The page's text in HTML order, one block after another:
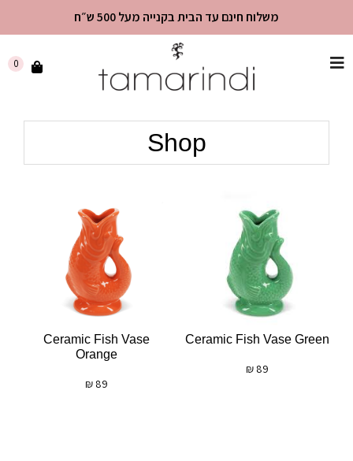
שִׂים
משלוח חינם עד הבית בקנייה מעל 500 ש״ח
0
Shop
Ceramic Fish Vase Green
89
₪
Ceramic Fish Vase
Orange
89
₪